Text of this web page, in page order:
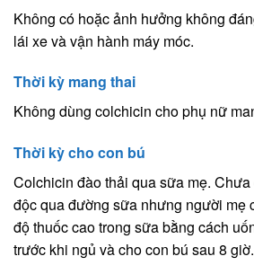
Không có hoặc ảnh hưởng không
lái xe và vận hành máy móc.
Thời kỳ mang thai
Không dùng colchicin cho phụ nữ
Thời kỳ cho con bú
Colchicin đào thải qua sữa mẹ.
độc qua đường sữa nhưng người mẹ
độ thuốc cao trong sữa bằng cách
trước khi ngủ và cho con bú sau 8 giờ.